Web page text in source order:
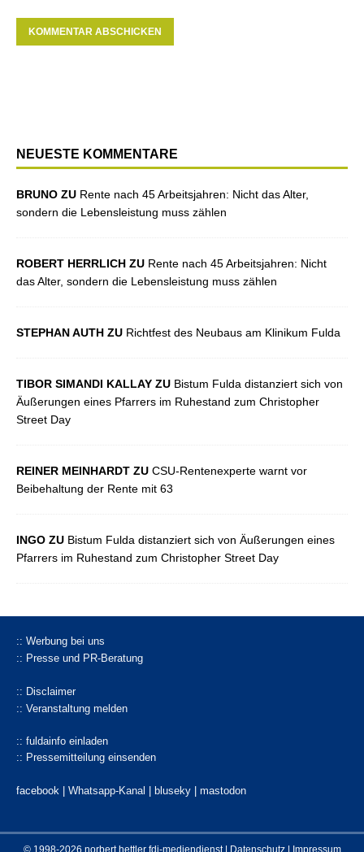
NEUESTE KOMMENTARE
BRUNO ZU Rente nach 45 Arbeitsjahren: Nicht das Alter,
sondern die Lebensleistung muss zählen
ROBERT HERRLICH ZU Rente nach 45 Arbeitsjahren: Nicht
das Alter, sondern die Lebensleistung muss zählen
STEPHAN AUTH ZU Richtfest des Neubaus am Klinikum Fulda
TIBOR SIMANDI KALLAY ZU Bistum Fulda distanziert sich von
Äußerungen eines Pfarrers im Ruhestand zum Christopher
Street Day
REINER MEINHARDT ZU CSU-Rentenexperte warnt vor
Beibehaltung der Rente mit 63
INGO ZU Bistum Fulda distanziert sich von Äußerungen eines
Pfarrers im Ruhestand zum Christopher Street Day
:: Werbung bei uns
:: Presse und PR-Beratung
:: Disclaimer
:: Veranstaltung melden
:: fuldainfo einladen
:: Pressemitteilung einsenden
facebook | Whatsapp-Kanal bluseky mastodon
© 1998-2026 norbert hettler fdi-mediendienst| Datenschutz| Impressum